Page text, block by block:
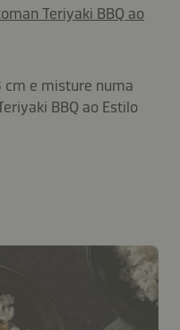
Teriyaki BBQ ao
cm e misture numa
BBQ ao Estilo